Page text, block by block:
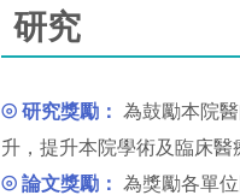
研究
⦾ 研究獎勵： 為鼓勵本院
升，提升本院學術及臨床醫
⦾ 論文獎勵： 為獎勵各單